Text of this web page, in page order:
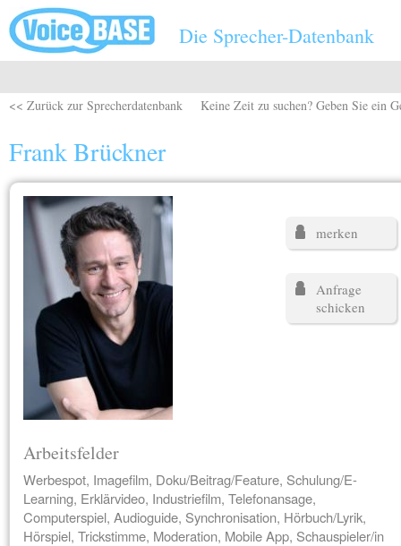
Direkt zum Inhalt
Die Sprecher-Datenbank
<< Zurück zur Sprecherdatenbank Keine Zeit zu suchen? Geben Sie ein
Frank Brückner
merken
Anfrage
schicken
Arbeitsfelder
Werbespot, Imagefilm, Doku/Beitrag/Feature, Schulung/E-
Learning, Erklärvideo, Industriefilm, Telefonansage,
Computerspiel, Audioguide, Synchronisation, Hörbuch/Lyrik,
Hörspiel, Trickstimme, Moderation, Mobile App, Schauspieler/in